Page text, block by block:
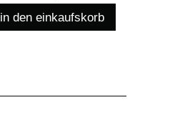
in den einkaufskorb